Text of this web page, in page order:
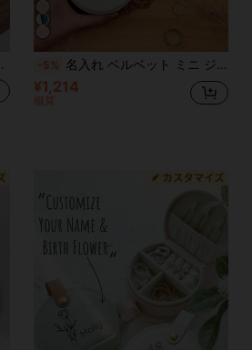
女性用カスタマイズ可能なジュエリーボックス、名前をプリントできる、ファッション レザージュエリー収納ボックス、素晴らしい忘れられないホリデーギフト、母の日ギフト、彼女、記念日に最適。ホワイトファッション、カラフル、カジュアルミニマリスト、パーソナライズドカスタマイズ、彼女、母、家族、友人、娘、祖父母への理想的なギフト、記念日、母の日ギフト、ビーチバケーション旅行ジュエリーボックス、シングルレディースパーティーギフト、女性への贈り物、ビーチエッセンシャル -5% 名入れ ベルベット ミニ ジュエリー収納ボックス シンプル コンパクト 携帯用 ジュエリーボックス 指輪用パッケージボックス ネックレスボックス リングボックス 結婚指輪用パッケージボックス
¥1,214
概算